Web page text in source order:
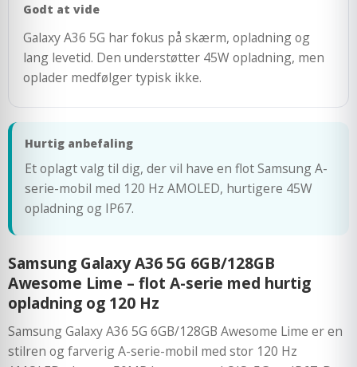
Godt at vide
Galaxy A36 5G har fokus på skærm, opladning og
lang levetid. Den understøtter 45W opladning, men
oplader medfølger typisk ikke.
Hurtig anbefaling
Et oplagt valg til dig, der vil have en flot Samsung A-
serie-mobil med 120 Hz AMOLED, hurtigere 45W
opladning og IP67.
Samsung Galaxy A36 5G 6GB/128GB
Awesome Lime – flot A-serie med hurtig
opladning og 120 Hz
Samsung Galaxy A36 5G 6GB/128GB Awesome Lime er en
stilren og farverig A-serie-mobil med stor 120 Hz